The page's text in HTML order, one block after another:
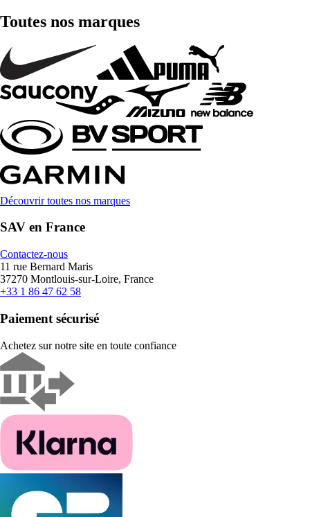
Toutes nos marques
Découvrir toutes nos marques
SAV en France
Contactez-nous
11 rue Bernard Maris
37270 Montlouis-sur-Loire, France
+33 1 86 47 62 58
Paiement sécurisé
Achetez sur notre site en toute confiance